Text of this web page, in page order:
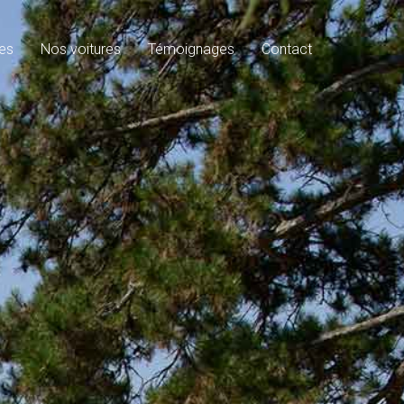
Nos voitures Témoignages Contact